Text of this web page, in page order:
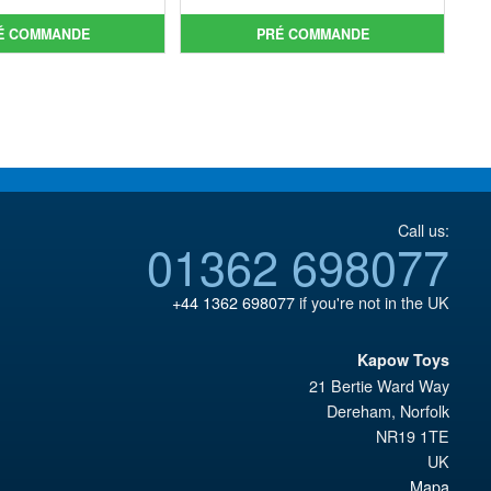
initial
était :
prix
actuel
COMMANDE
initial
était :
prix
actuel
PRÉ COMMANDE
Call us:
01362 698077
+44 1362 698077if you're not in the UK
Kapow Toys
21 Bertie Ward Way
Dereham, Norfolk
NR19 1TE
UK
Mapa